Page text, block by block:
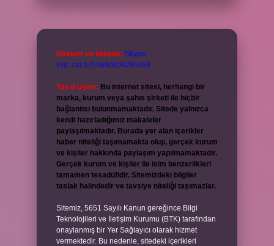
Reklam ve İletişim: Skype:
live:.cid.575569c608265c69
Yasal Uyarı: Bu internet sitesi, herhangi bir
marka, kurum veya şahıs şirketi ile hiçbir
bağlantısı bulunmamaktadır. Sitede yalnızca
kendi hazırladığımız makaleler
paylaşılmaktadır. Burada yer alan içerikler
haber niteliği taşımamakta olup, gerçek kurum
ve kişiler hakkında paylaşım yapılmamaktadır.
Gerçek kurum ve kişiler ile isim benzerlikleri
tamamen tesadüfidir. Sitemizdeki bilgiler
taslak halindedir ve tavsiye niteliği taşımazlar.
Sitemiz, 5651 Sayılı Kanun gereğince Bilgi
Teknolojileri ve İletişim Kurumu (BTK) tarafından
onaylanmış bir Yer Sağlayıcı olarak hizmet
vermektedir. Bu nedenle, sitedeki içerikleri